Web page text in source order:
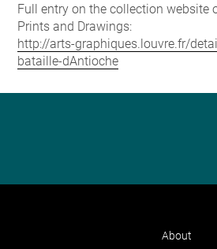
Full entry on the collection website
Prints and Drawings:
http://arts-graphiques.louvre.fr/
bataille-dAntioche
About